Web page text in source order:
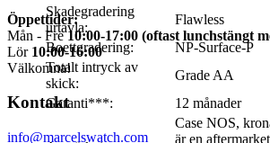
Skadegradering
urtavla:
Flawless
Boettgradering:
NP-Surface-P
Totalt intryck av
skick:
Grade AA
Garanti***:
12 månader
Case NOS,
är en
Öppettider:
Mån - Fre10:00-17:00 (oftast lunchstängt
Lör 10:00-16:00
Välkomna!
Kontakt
info@marcelswatch.com